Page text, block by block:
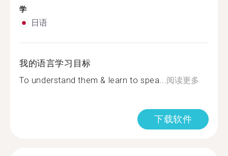
学
日语
我的语言学习目标
To understand them & learn to spea...阅读更多
下载软件